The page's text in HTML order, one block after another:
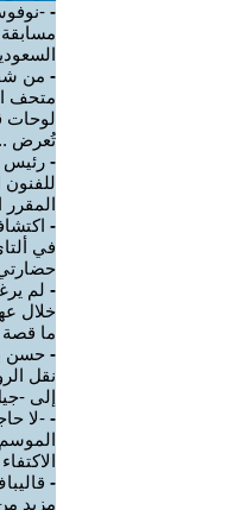
-
-
- من
متحف
لوحات
تُعرض
- رئيس
المقرر
-
في
حضارتي
- لم
خلال
ما
- حسن
نقل
إلى -
- -لا
-
مزيد